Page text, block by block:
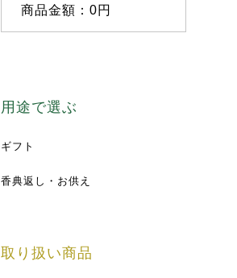
商品金額：0円
用途で選ぶ
ギフト
香典返し・お供え
取り扱い商品